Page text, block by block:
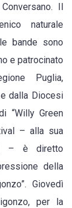
Il
naturale
bande sono
e patrocinato
Puglia,
dalla Diocesi
“Willy Green
– alla sua
– è diretto
della
Giovedì
per la